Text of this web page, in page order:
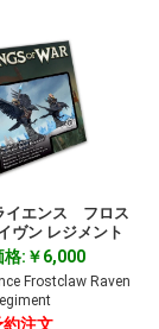
イエンス フロス
ヴン レジメント
格:￥6,000
Frostclaw Raven
約注文